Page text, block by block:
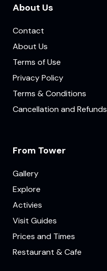
About Us
Contact
About Us
Terms of Use
Privacy Policy
Terms & Conditions
Cancellation and Refunds
From Tower
Gallery
Explore
Activies
Visit Guides
Prices and Times
Restaurant & Cafe